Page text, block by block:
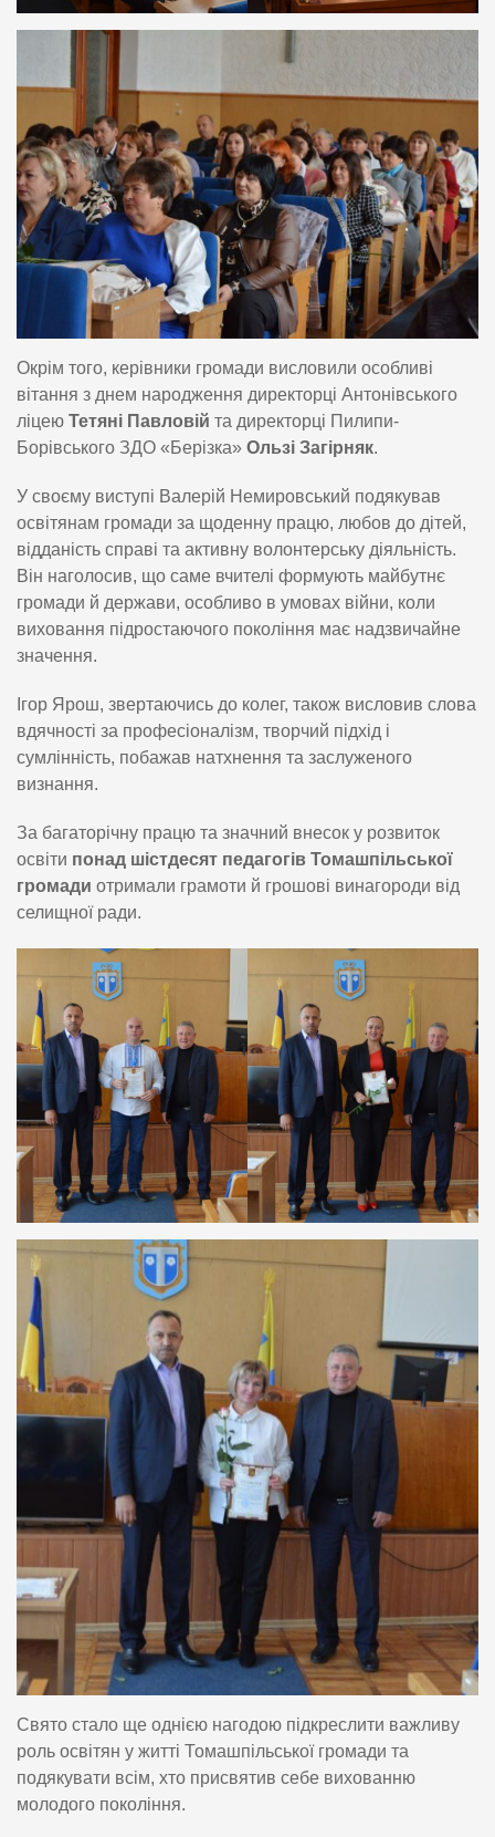
Окрім того, керівники громади висловили особливі
вітання з днем народження директорці Антонівського
ліцею Тетяні Павловій та директорці Пилипи-
Борівського ЗДО «Берізка» Ользі Загірняк.
У своєму виступі Валерій Немировський подякував
освітянам громади за щоденну працю, любов до дітей,
відданість справі та активну волонтерську діяльність.
Він наголосив, що саме вчителі формують майбутнє
громади й держави, особливо в умовах війни, коли
виховання підростаючого покоління має надзвичайне
значення.
Ігор Ярош, звертаючись до колег, також висловив слова
вдячності за професіоналізм, творчий підхід і
сумлінність, побажав натхнення та заслуженого
визнання.
За багаторічну працю та значний внесок у розвиток
освіти понад шістдесят педагогів Томашпільської
громади отримали грамоти й грошові винагороди від
селищної ради.
Свято стало ще однією нагодою підкреслити важливу
роль освітян у житті Томашпільської громади та
подякувати всім, хто присвятив себе вихованню
молодого покоління.